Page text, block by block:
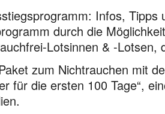
Infos,
durch die
Lotsinnen & -Lotsen,
zum Nichtrauchen mit
für die ersten 100 Tage“,